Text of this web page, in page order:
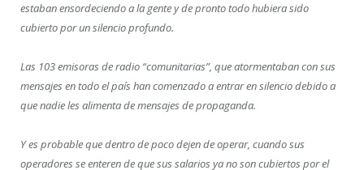
estaban ensordeciendo a la gente y de pronto todo hubiera sido
cubierto por un silencio profundo.
Las 103 emisoras de radio “comunitarias”, que atormentaban con sus
mensajes en todo el país han comenzado a entrar en silencio debido a
que nadie les alimenta de mensajes de propaganda.
Y es probable que dentro de poco dejen de operar, cuando sus
operadores se enteren de que sus salarios ya no son cubiertos por el